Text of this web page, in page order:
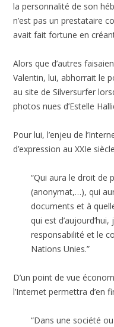
la personnalité de son
n’est pas un prestataire
avait fait fortune en
Alors que d’autres
Valentin, lui, abhorrait le
au site de Silversurfer
photos nues d’Estelle
Pour lui, l’enjeu de
d’expression au XXIe
“Qui aura le droit de
(anonymat,…), qui
documents et à
qui est
responsabilité et le
Nations Unies.”
D’un point de vue
l’Internet permettra d’en
“Dans une société